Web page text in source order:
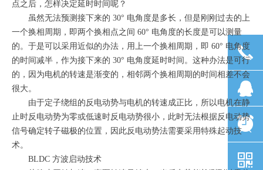
点之后，怎样决定延时时间呢？
虽然无法预测接下来的 30° 电角度是多长，但是刚刚过去的上
一个换相周期，即两个换相点之间 60° 电角度的长度是可以测量
的。于是可以采用近似的办法，用上一个换相周期，即 60° 电角度
的时间减半，作为接下来的 30° 电角度延时时间。这种办法是可行
的，因为电机的转速是渐变的，相邻两个换相周期的时间相差不会
很大。
由于定子绕组的反电动势与电机的转速成正比，所以电机在静
止时反电动势为零或低速时反电动势很小，此时无法根据反电动势
信号确定转子磁极的位置，因此反电动势法需要采用特殊起动技
术。
BLDC 方波启动技术
끅
뀩
뀥
낃